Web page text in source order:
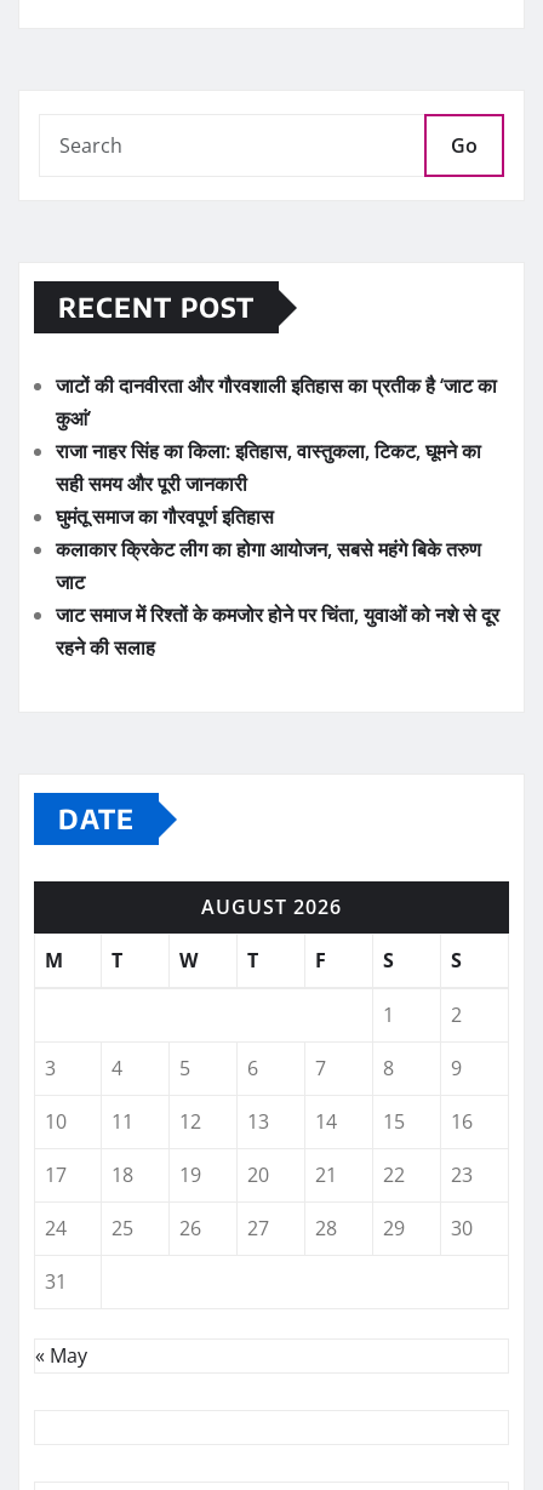
Go
RECENT POST
जाटों की दानवीरता और गौरवशाली इतिहास का प्रतीक है ‘जाट का
कुआं’
राजा नाहर सिंह का किला: इतिहास, वास्तुकला, टिकट, घूमने का
सही समय और पूरी जानकारी
घुमंतू समाज का गौरवपूर्ण इतिहास
कलाकार क्रिकेट लीग का होगा आयोजन, सबसे महंगे बिके तरुण
जाट
जाट समाज में रिश्तों के कमजोर होने पर चिंता, युवाओं को नशे से दूर
रहने की सलाह
DATE
AUGUST 2026
M
T W T F S S
1
2
3
4 5 6 7 8
9
10
11 12 13 14 15
16
17
18 19 20 21 22
23
24
25 26 27 28 29
30
31
« May